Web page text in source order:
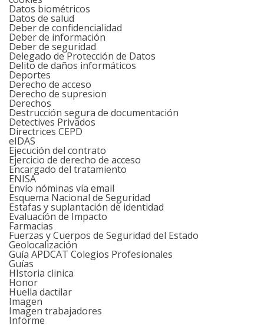
Datos biométricos
Datos de salud
Deber de confidencialidad
Deber de información
Deber de seguridad
Delegado de Protección de Datos
Delito de daños informáticos
Deportes
Derecho de acceso
Derecho de supresion
Derechos
Destrucción segura de documentación
Detectives Privados
Directrices CEPD
eIDAS
Ejecución del contrato
Ejercicio de derecho de acceso
Encargado del tratamiento
ENISA
Envío nóminas vía email
Esquema Nacional de Seguridad
Estafas y suplantación de identidad
Evaluación de Impacto
Farmacias
Fuerzas y Cuerpos de Seguridad del Estado
Geolocalización
Guía APDCAT Colegios Profesionales
Guías
HIstoria clinica
Honor
Huella dactilar
Imagen
Imagen trabajadores
Informe